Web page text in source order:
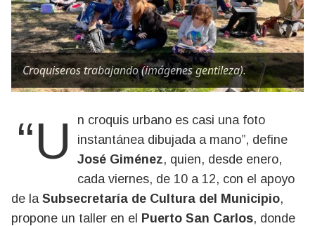
Croquiseros trabajando (imágenes gentileza).
“Un croquis urbano es casi una foto
instantánea dibujada a mano”, define
José Giménez, quien, desde enero,
cada viernes, de 10 a 12, con el apoyo
de la Subsecretaría de Cultura del Municipio,
propone un taller en el Puerto San Carlos, donde